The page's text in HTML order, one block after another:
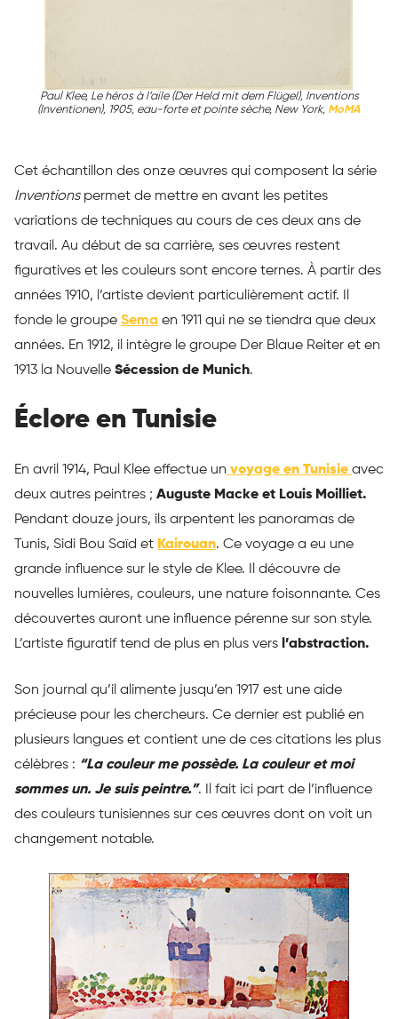
Paul Klee, Le héros à l’aile (Der Held mit dem Flügel), Inventions
(Inventionen), 1905, eau-forte et pointe sèche, New York, MoMA
Cet échantillon des onze œuvres qui composent la série
Inventionspermet de mettre en avant les petites
variations de techniques au cours de ces deux ans de
travail. Au début de sa carrière, ses œuvres restent
figuratives et les couleurs sont encore ternes. À partir des
années 1910, l’artiste devient particulièrement actif. Il
fonde le groupe Sema en 1911 qui ne se tiendra que deux
années. En 1912, il intègre le groupe Der Blaue Reiter et en
1913 la Nouvelle Sécession de Munich.
Éclore en Tunisie
En avril 1914, Paul Klee effectue un voyage en Tunisie avec
deux autres peintres ; Auguste Macke et Louis Moilliet.
Pendant douze jours, ils arpentent les panoramas de
Tunis, Sidi Bou Saïd et Kairouan. Ce voyage a eu une
grande influence sur le style de Klee. Il découvre de
nouvelles lumières, couleurs, une nature foisonnante. Ces
découvertes auront une influence pérenne sur son style.
L’artiste figuratif tend de plus en plus vers l’abstraction.
Son journal qu’il alimente jusqu’en 1917 est une aide
précieuse pour les chercheurs. Ce dernier est publié en
plusieurs langues et contient une de ces citations les plus
célèbres : “La couleur me possède. La couleur et moi
sommes un. Je suis peintre.”. Il fait ici part de l’influence
des couleurs tunisiennes sur ces œuvres dont on voit un
changement notable.